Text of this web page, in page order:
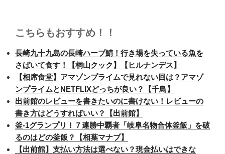
こちらもおすすめ！！
長崎九十九島の長崎ハーブ鯖！行き場を失っている魚を
さばいて食す！【桐山クック】【ヒルナンデス】
【相席食堂】アマゾンプライムで見れない回は？アマゾ
ンプライムとNETFLIXどっちが良い？【千鳥】
出前館のレビューを書きたいのに書けない！レビューの
書き方はどうすればいい？【出前館】
釜-1グランプリ！７連勝中覇者「岐阜名物合体釜飯」を破
るのはどの釜飯？【相葉マナブ】
【出前館】支払い方法は選べない？現金払いはできな